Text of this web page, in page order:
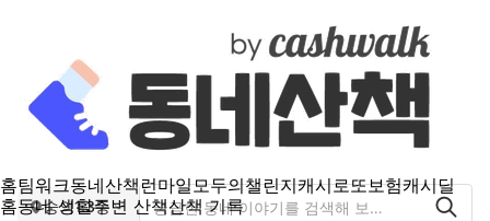
홈팀워크동네산책런마일모두의챌린지캐시로또보험캐시딜
홈동네 생활주변 산책산책 기록
숭의1.3동